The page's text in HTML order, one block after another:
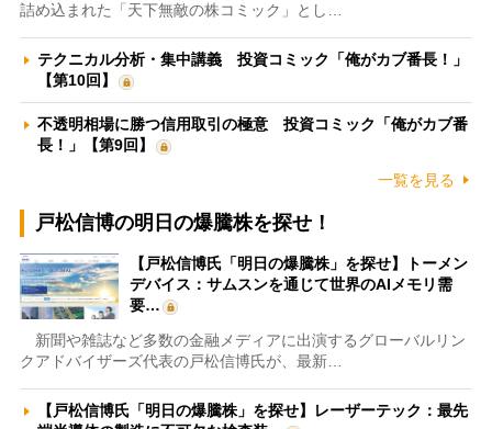
詰め込まれた「天下無敵の株コミック」とし…
テクニカル分析・集中講義 投資コミック「俺がカブ番長！」
【第10回】
不透明相場に勝つ信用取引の極意 投資コミック「俺がカブ番
長！」【第9回】
一覧を見る
戸松信博の明日の爆騰株を探せ！
【戸松信博氏「明日の爆騰株」を探せ】トーメン
デバイス：サムスンを通じて世界のAIメモリ需
要…
新聞や雑誌など多数の金融メディアに出演するグローバルリン
クアドバイザーズ代表の戸松信博氏が、最新…
【戸松信博氏「明日の爆騰株」を探せ】レーザーテック：最先